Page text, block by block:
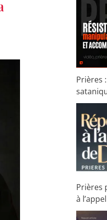
Prières
Prières
à